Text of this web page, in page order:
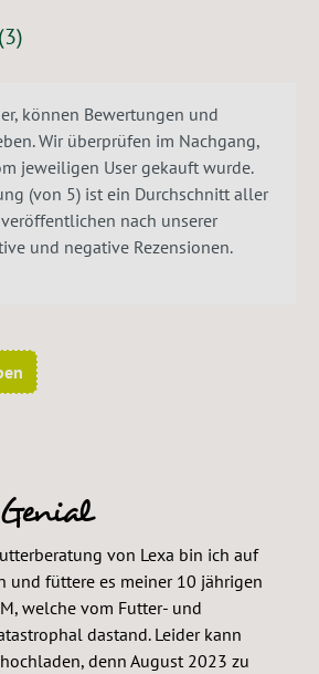
(3)
können Bewertungen und
Wir überprüfen im Nachgang,
jeweiligen User gekauft wurde.
(von 5) ist ein Durchschnitt aller
nach unserer
und negative Rezensionen.
5 Sternen
von Lexa bin ich auf
und füttere es meiner 10 jährigen
welche vom Futter- und
dastand. Leider kann
denn August 2023 zu